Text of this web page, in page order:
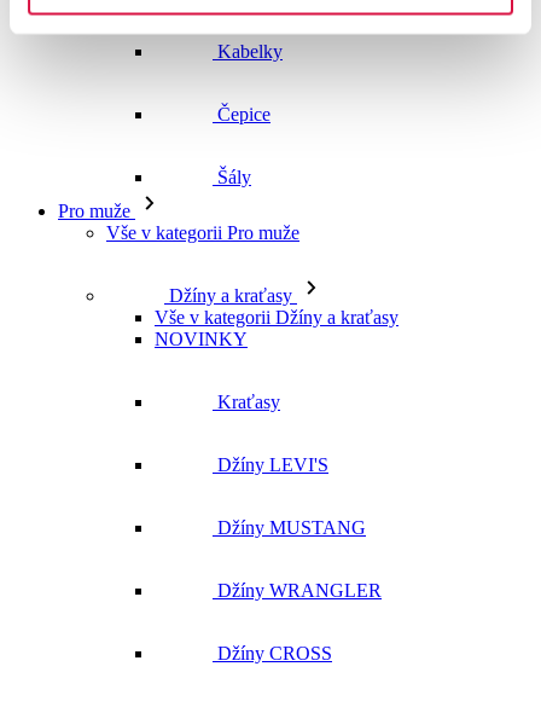
Kabelky
Čepice
Šály
Pro muže
Vše v kategorii Pro muže
Džíny a kraťasy
Vše v kategorii Džíny a kraťasy
NOVINKY
Kraťasy
Džíny LEVI'S
Džíny MUSTANG
Džíny WRANGLER
Džíny CROSS